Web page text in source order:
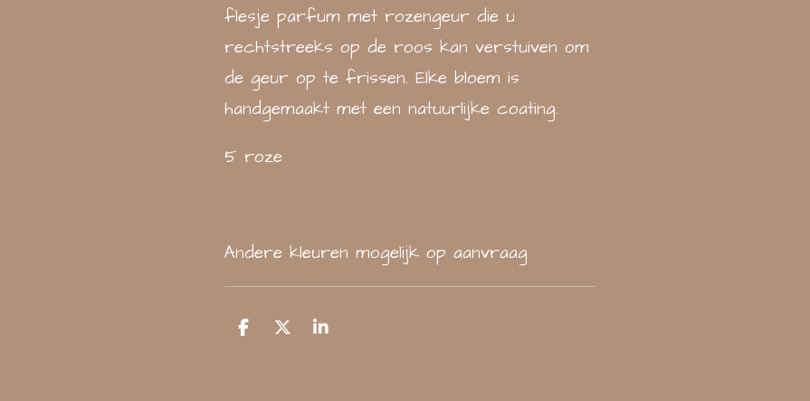
flesje parfum met rozengeur die u
rechtstreeks op de roos kan verstuiven om
de geur op te frissen. Elke bloem is
handgemaakt met een natuurlijke coating.
5 roze
Andere kleuren mogelijk op aanvraag
D
D
S